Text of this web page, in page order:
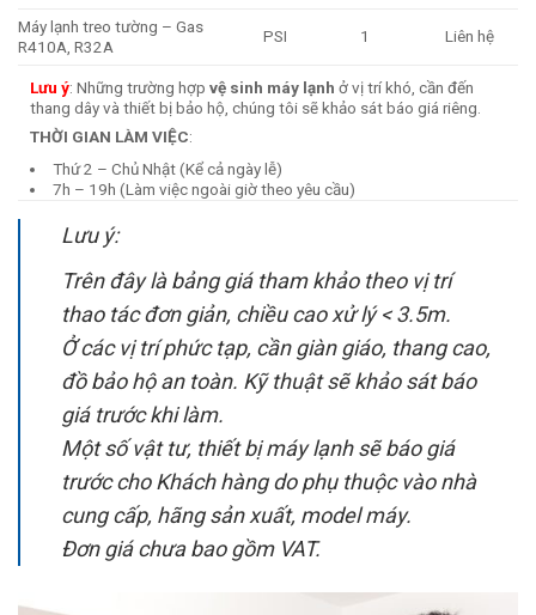
Máy lạnh treo tường – Gas
R410A, R32A
PSI 1 Liên hệ
Lưu ý: Những trường hợp vệ sinh máy lạnh ở vị trí khó, cần đến
thang dây và thiết bị bảo hộ, chúng tôi sẽ khảo sát báo giá riêng.
THỜI GIAN LÀM VIỆC:
Thứ 2 – Chủ Nhật (Kể cả ngày lễ)
7h – 19h (Làm việc ngoài giờ theo yêu cầu)
Lưu ý:
Trên đây là bảng giá tham khảo theo vị trí
thao tác đơn giản, chiều cao xử lý < 3.5m.
Ở các vị trí phức tạp, cần giàn giáo, thang cao,
đồ bảo hộ an toàn. Kỹ thuật sẽ khảo sát báo
giá trước khi làm.
Một số vật tư, thiết bị máy lạnh sẽ báo giá
trước cho Khách hàng do phụ thuộc vào nhà
cung cấp, hãng sản xuất, model máy.
Đơn giá chưa bao gồm VAT.